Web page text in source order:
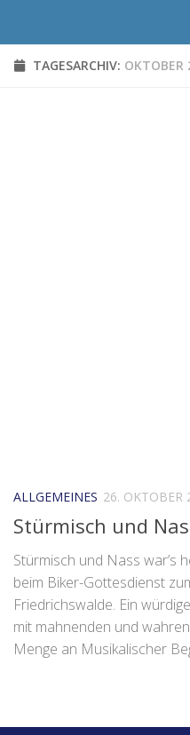
TAGESARCHIV: OKTOBER
ALLGEMEINES 26. OKTOBER
Stürmisch und
Stürmisch und Nass war’s
beim Biker-Gottesdienst
Friedrichswalde. Ein
mit mahnenden und
Menge an Musikalischer